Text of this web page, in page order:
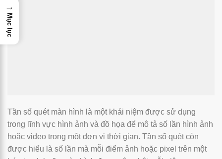
Tần số quét màn hình là một khái niệm được sử dụng
trong lĩnh vực hình ảnh và đồ họa để mô tả số lần hình ảnh
hoặc video trong một đơn vị thời gian. Tần số quét còn
được hiểu là số lần mà mỗi điểm ảnh hoặc pixel trên một
→
Mục lục